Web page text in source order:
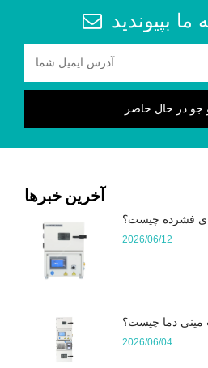
ما بپیوندید
آخرین خبرها
فشرده چیست؟
2026/06/12
مینی دما چیست؟
2026/06/04